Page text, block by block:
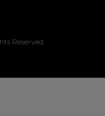
Reserved.